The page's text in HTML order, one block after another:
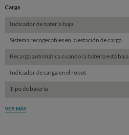
Carga
Indicador de batería baja
Sistema recogecables en la estación de carga
Recarga automática cuando la batería está baja
Indicador de carga en el robot
Tipo de batería
VER MÁS